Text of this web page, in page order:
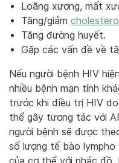
Loãng xương, mất
Tăng/giảm cholesterol
Tăng đường huyết.
Gặp các vấn đề về
Nếu người bệnh HIV
nhiều bệnh mạn tính
trước khi điều trị HIV
thể gây tương tác với
người bệnh sẽ được
số lượng tế bào lympho